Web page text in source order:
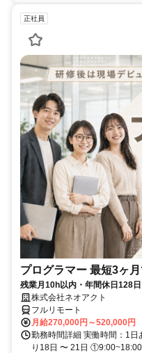
正社員
プログラマー 最短3ヶ
残業月10h以内・年間休日128
株式会社ネオアクト
フルリモート
月給270,000円～520,000円
勤務時間詳細 実働時間：1
り18日 〜 21日 ①9:00~18:00